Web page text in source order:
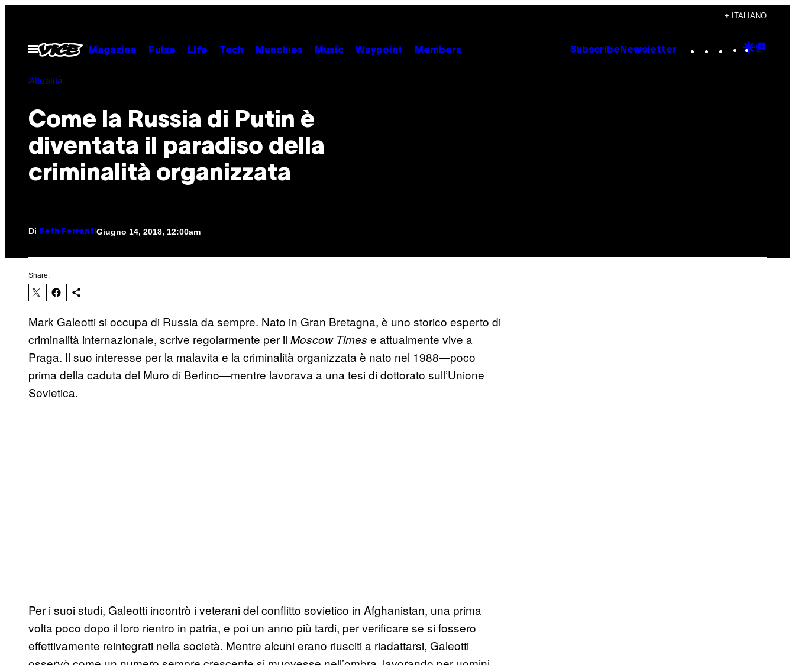
contenuto
+ ITALIANO
Apri
Magazine Pulse Life Tech Munchies Music Waypoint Members Subscribe Newsletter Instagram
TikTok
YouTube
Google
Attualità
Come la Russia di Putin è
diventata il paradiso della
criminalità organizzata
Di Seth Ferranti Giugno 14, 2018, 12:00am
Share:
Mark Galeotti si occupa di Russia da sempre. Nato in Gran Bretagna, è uno storico esperto di
criminalità internazionale, scrive regolarmente per il Moscow Times e attualmente vive a
Praga. Il suo interesse per la malavita e la criminalità organizzata è nato nel 1988—poco
prima della caduta del Muro di Berlino—mentre lavorava a una tesi di dottorato sull’Unione
Sovietica.
Per i suoi studi, Galeotti incontrò i veterani del conflitto sovietico in Afghanistan, una prima
volta poco dopo il loro rientro in patria, e poi un anno più tardi, per verificare se si fossero
effettivamente reintegrati nella società. Mentre alcuni erano riusciti a riadattarsi, Galeotti